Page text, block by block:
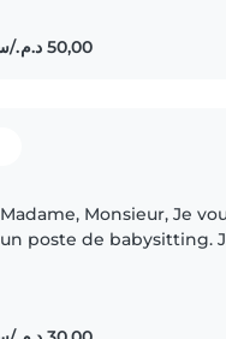
Madame, Monsieur, Je
un poste de babysitting.